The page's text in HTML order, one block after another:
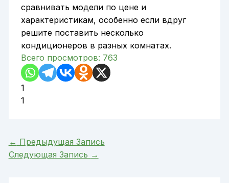
сравнивать модели по цене и
характеристикам, особенно если вдруг
решите поставить несколько
кондиционеров в разных комнатах.
Всего просмотров: 763
1
1
← Предыдущая Запись
Следующая Запись →